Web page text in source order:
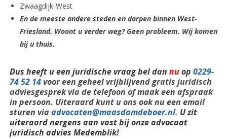
Zwaagdijk-West
En de meeste andere steden en dorpen binnen West-
Friesland. Woont u verder weg? Geen probleem. Wij komen
bij u thuis.
Dus heeft u een juridische vraag bel dan nuop 0229-
74 52 14voor een geheel vrijblijvend gratis juridisch
adviesgesprek via de telefoon of maak een afspraak
in persoon. Uiteraard kunt u ons ook nu een email
sturen viaadvocaten@maasdamdeboer.nl. U zit
uiteraard nergens aan vast bij onze advocaat
juridisch advies Medemblik!